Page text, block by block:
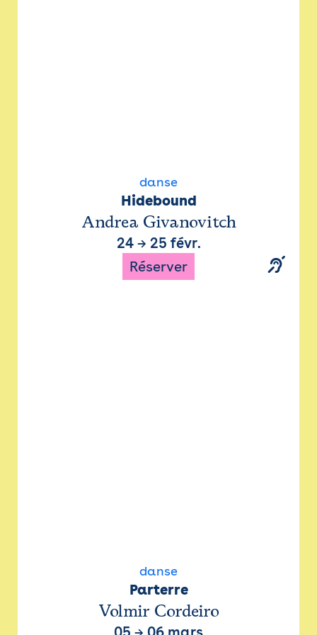
danse
Hidebound
Andrea Givanovitch
24→ 25 févr.
Réserver
danse
Parterre
Volmir Cordeiro